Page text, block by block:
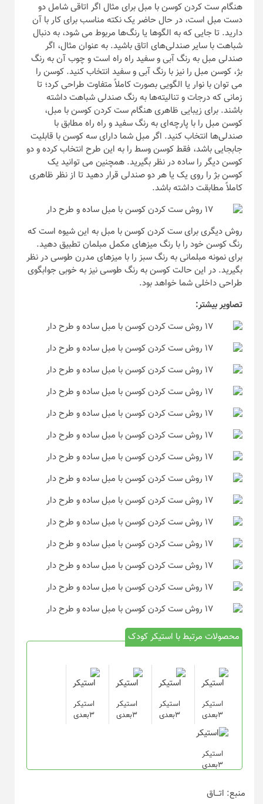
هنگام ست کردن کوسن با مبل برای مثال اگر اتاقی شامل دو
دست مبل است، در حال حاضر یک نکته مناسب برای کار با آن
دارید. تا جایی که به الگوها یا رنگ‌ها مربوط می شود، به دنبال
شباهت با سایر صندلی‌های اتاق باشید. به عنوان مثال، اگر
صندلی مبل به رنگ آبی و سفید راه راه است و چوب آن به رنگ
بژ، کوسن مبل را نیز با رنگ آبی و سفید انتخاب کنید. کوسن را
می توان با نوار یا الگویی بصورت کاملاً متفاوت طراحی کرد؛ تا
زمانی که درجات و تنالیته‌ها به رنگ صندلی شباهت داشته
باشند. برای زیبایی ظاهری هنگام ست کردن کوسن با مبل،
کوسن مبل را با پارچه‌ای به رنگ سفید و راه راه مطابق با
صندلی‌ها انتخاب کنید. اگر مبل شما دارای سه کوسن با قابلیت
جابجایی باشد، فقط کوسن وسط را به این طرح انتخاب کرده و دو
کوسن دیگر را ساده در نظر بگیرید. همچنین می توانید یک
کوسن بژ را روی یک یا هر دو صندلی قرار دهید تا از نظر ظاهری
کاملاً مطابقت داشته باشد.
روش دیگری برای ست کردن کوسن با مبل به این شیوه است که
رنگ کوسن خود را با رنگ میزهای مکمل مبلمان تطبیق دهید.
برای نمونه مبلمانی به رنگ سبز را با میزهای مدرن طوسی در نظر
بگیرید. در این حالت کوسن به رنگ طوسی نیز به خوبی جوابگوی
طراحی داخلی شما خواهد بود.
تصاویر بیشتر:
محصولات مرتبط با استیکر کودک
استیکر
۳بعدی
استیکر
۳بعدی
استیکر
۳بعدی
استیکر
۳بعدی
استیکر
۳بعدی
منبع: اتـــاق